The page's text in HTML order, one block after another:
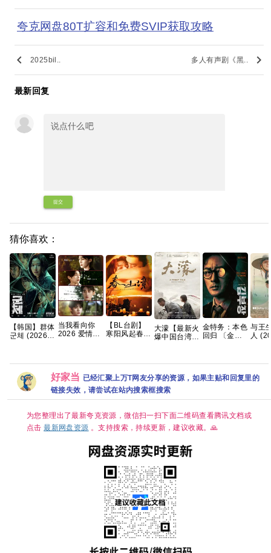
夸克网盘80T扩容和免费SVIP获取攻略
keyboard_arrow_left 2025bil.. 多人有声剧《黑.. keyboard_arrow_right
最新回复
提交
猜你喜欢：
【韩国】群体
군체 (2026)
区(台) 夸克
影片讲述了因
不明感染事件
筑内，孤立无
援的幸存者们
对抗以无法预
当我看向你
2026 爱情同
【BL台剧】
寒阳风起春山
已更最新 夸
克
大濛【最新火
爆中国台湾片
62届金🐴奖✨
佳原著剧本
等5项大奖🏆
夸克
金特务：本色
回归 〔金部
幕.1080p.NF.WEB-
与王
人
好家当 已经汇聚上万T网友分享的资源，如果主贴和回复里的
链接失效，请尝试在站内搜索框搜索
为您整理出了最新夸克资源，微信扫一扫下面二维码查看腾讯文档或
点击最新网盘资源 。支持搜索，持续更新，建议收藏。🙏